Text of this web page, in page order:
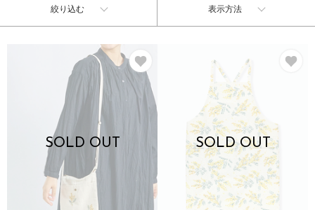
絞り込む 表示方法
SOLD OUT SOLD OUT